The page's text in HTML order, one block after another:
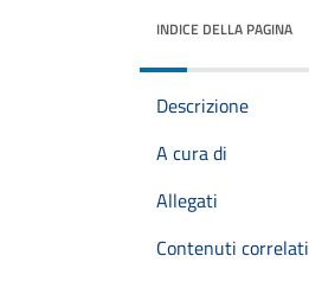
INDICE DELLA PAGINA
Descrizione
A cura di
Allegati
Contenuti correlati